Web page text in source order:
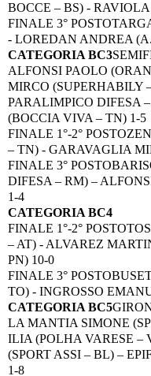
BOCCE – BS) -
FINALE 3° POSTO
- LOREDAN ANDREA
CATEGORIA BC3
ALFONSI PAOLO
MIRCO (SUPERHABILY
PARALIMPICO DIFESA
(BOCCIA VIVA – TN) 1-5
FINALE 1°-2° POSTO
– TN) - GARAVAGLIA
FINALE 3° POSTO
DIFESA – RM) –
1-4
CATEGORIA BC4
FINALE 1°-2° POSTO
– AT) - ALVAREZ
PN) 10-0
FINALE 3° POSTO
TO) - INGROSSO
CATEGORIA BC5
LA MANTIA SIMONE
ILIA (POLHA VARESE –
(SPORT ASSI – BL) –
1-8